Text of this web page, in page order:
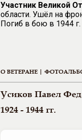
Участник Великой
области. Ушёл на
Погиб в бою в 1944 г.
О ВЕТЕРАНЕ |
Усиков Павел
1924 - 1944 гг.